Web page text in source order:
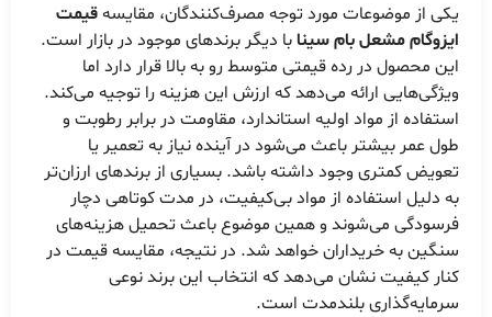
یکی از موضوعات مورد توجه مصرف‌کنندگان، مقایسهقیمت
ایزوگام مشعل بام سینابا دیگر برندهای موجود در بازار است.
این محصول در رده قیمتی متوسط رو به بالا قرار دارد اما
ویژگی‌هایی ارائه می‌دهد که ارزش این هزینه را توجیه می‌کند.
استفاده از مواد اولیه استاندارد، مقاومت در برابر رطوبت و
طول عمر بیشتر باعث می‌شود در آینده نیاز به تعمیر یا
تعویض کمتری وجود داشته باشد. بسیاری از برندهای ارزان‌تر
به دلیل استفاده از مواد بی‌کیفیت، در مدت کوتاهی دچار
فرسودگی می‌شوند و همین موضوع باعث تحمیل هزینه‌های
سنگین به خریداران خواهد شد. در نتیجه، مقایسه قیمت در
کنار کیفیت نشان می‌دهد که انتخاب این برند نوعی
سرمایه‌گذاری بلندمدت است.